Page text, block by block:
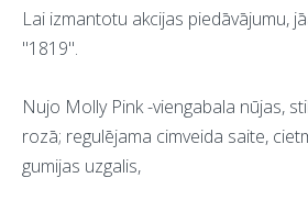
Lai izmantotu akcijas piedāvājumu,
"1819".
Nujo Molly Pink -viengabala nūjas,
rozā; regulējama cimveida saite,
gumijas uzgalis,